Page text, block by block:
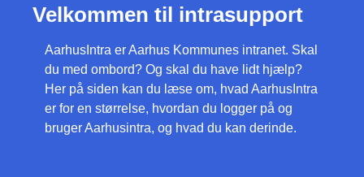
Velkommen til intrasupport
AarhusIntra er Aarhus Kommunes intranet. Skal
du med ombord? Og skal du have lidt hjælp?
Her på siden kan du læse om, hvad AarhusIntra
er for en størrelse, hvordan du logger på og
bruger Aarhusintra, og hvad du kan derinde.